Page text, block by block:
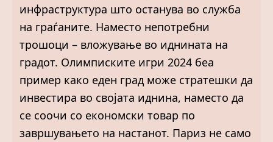
инфраструктура што останува во служба
на граѓаните. Наместо непотребни
трошоци – вложување во иднината на
градот. Олимписките игри 2024 беа
пример како еден град може стратешки да
инвестира во својата иднина, наместо да
се соочи со економски товар по
завршувањето на настанот. Париз не само